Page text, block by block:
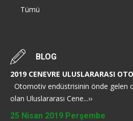
Tümü
BLOG
2019 CENEVRE ULUSLARARASI
Otomotiv endüstrisinin önde gelen
olan Uluslararası Cene...››
25 Nisan 2019 Perşembe